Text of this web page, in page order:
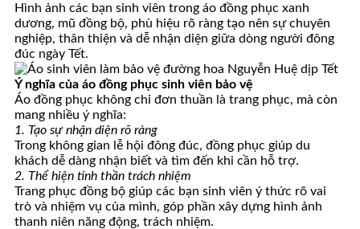
Hình ảnh các bạn sinh viên trong áo đồng phục xanh
dương, mũ đồng bộ, phù hiệu rõ ràng tạo nên sự chuyên
nghiệp, thân thiện và dễ nhận diện giữa dòng người đông
đúc ngày Tết.
Ý nghĩa của áo đồng phục sinh viên bảo vệ
Áo đồng phục không chỉ đơn thuần là trang phục, mà còn
mang nhiều ý nghĩa:
1. Tạo sự nhận diện rõ ràng
Trong không gian lễ hội đông đúc, đồng phục giúp du
khách dễ dàng nhận biết và tìm đến khi cần hỗ trợ.
2. Thể hiện tinh thần trách nhiệm
Trang phục đồng bộ giúp các bạn sinh viên ý thức rõ vai
trò và nhiệm vụ của mình, góp phần xây dựng hình ảnh
thanh niên năng động, trách nhiệm.